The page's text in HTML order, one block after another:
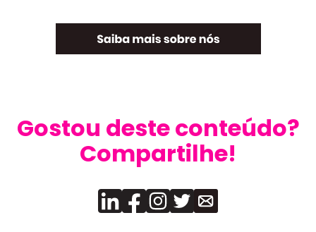
Gostou deste conteúdo?
Compartilhe!